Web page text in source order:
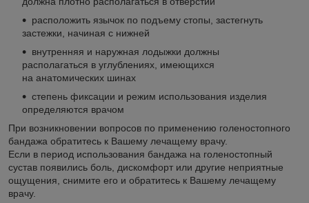
расположить язычок по подъему стопы, застегнуть
застежки, начиная с нижней
внутренняя и наружная лодыжки должны
располагаться в углублениях, имеющихся
на анатомических шинах
степень фиксации и режим использования изделия
определяются врачом
При возникновении вопросов по применению голеностопного
бандажа обратитесь к Вашему лечащему врачу.
Если в период использования бандажа на голеностопный
сустав появились боль, дискомфорт или другие неприятные
ощущения, снимите его и обратитесь к Вашему лечащему
врачу.